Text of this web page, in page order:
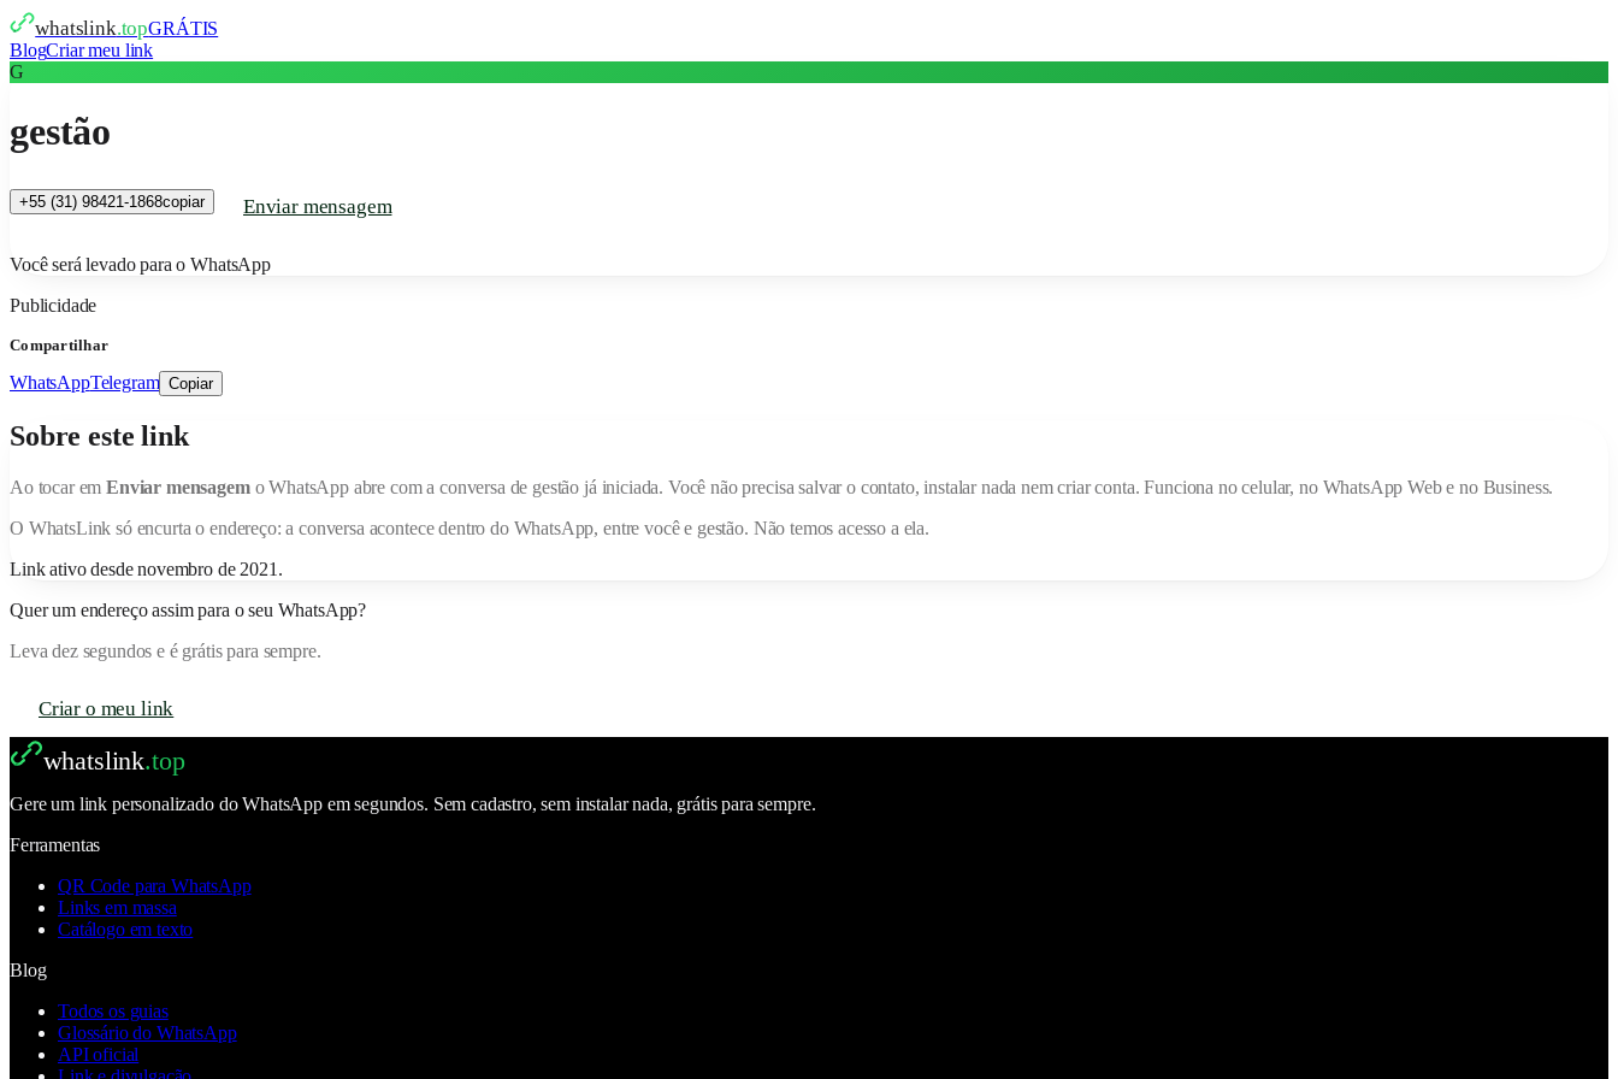
whatslink.topGRÁTIS
BlogCriar meu link
G
gestão
+55 (31) 98421-1868copiar Enviar mensagem
Você será levado para o WhatsApp
Publicidade
Compartilhar
WhatsAppTelegram Copiar
Sobre este link
Ao tocar emEnviar mensagem o WhatsApp abre com a conversa de gestão já iniciada. Você não precisa salvar o contato, instalar nada nem criar conta. Funciona no celular, no WhatsApp Web e no Business.
O WhatsLink só encurta o endereço: a conversa acontece dentro do WhatsApp, entre você e gestão. Não temos acesso a ela.
Link ativo desde novembro de 2021 .
Quer um endereço assim para o seu WhatsApp?
Leva dez segundos e é grátis para sempre.
Criar o meu link
whatslink.top
Gere um link personalizado do WhatsApp em segundos. Sem cadastro, sem instalar nada, grátis para sempre.
Ferramentas
QR Code para WhatsApp
Links em massa
Catálogo em texto
Blog
Todos os guias
Glossário do WhatsApp
API oficial